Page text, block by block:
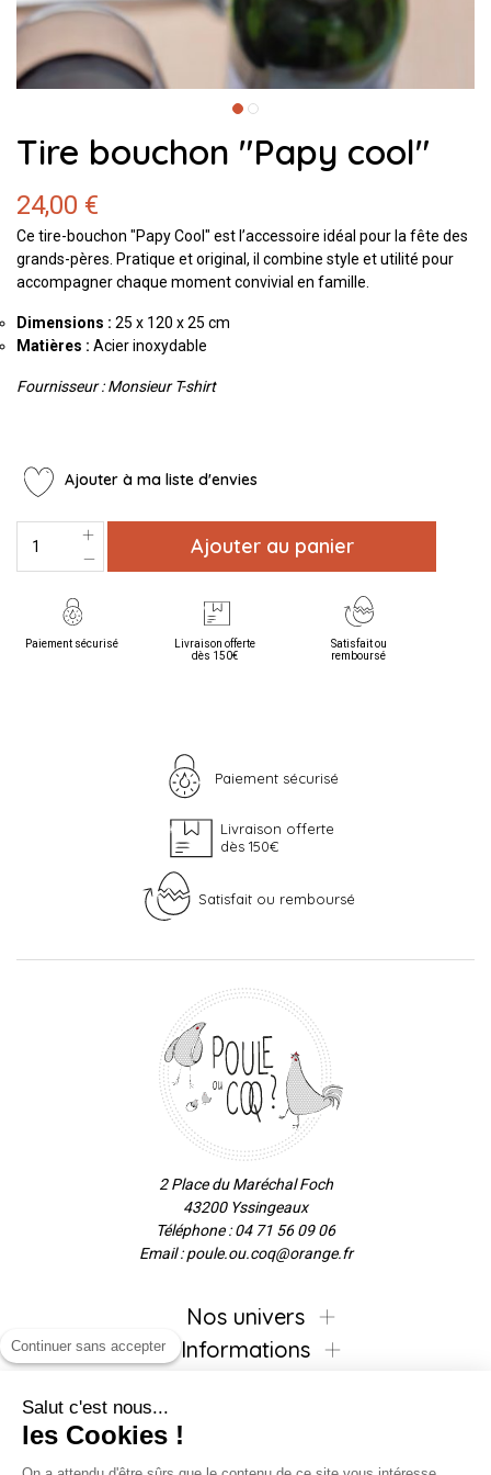
Tire bouchon "Papy cool"
24,00 €
Ce tire-bouchon "Papy Cool" est l’accessoire idéal pour la fête des
grands-pères. Pratique et original, il combine style et utilité pour
accompagner chaque moment convivial en famille.
Dimensions : 25 x 120 x 25 cm
Matières : Acier inoxydable
Fournisseur : Monsieur T-shirt
Ajouter à ma liste d'envies
Ajouter au panier
Paiement sécurisé
Livraison offerte
dès 150€
Satisfait ou
remboursé
Paiement sécurisé
Livraison offerte
dès 150€
Satisfait ou remboursé
2 Place du Maréchal Foch
43200 Yssingeaux
Téléphone : 04 71 56 09 06
Email : poule.ou.coq@orange.fr
Nos univers
Informations
Inscrivez-vous à la newsletter !
Continuer sans accepter
Salut c'est nous...
les Cookies !